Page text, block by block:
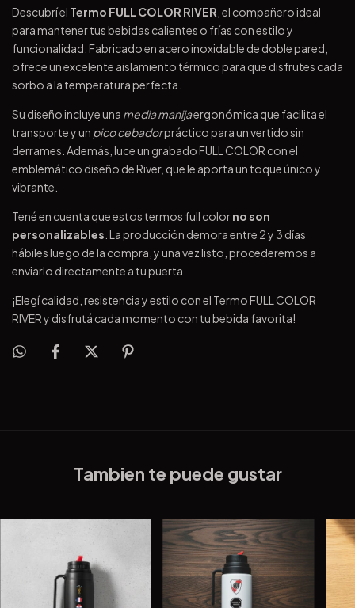
Descubrí el Termo FULL COLOR RIVER , el compañero ideal
para mantener tus bebidas calientes o frías con estilo y
funcionalidad. Fabricado en acero inoxidable de doble pared,
ofrece un excelente aislamiento térmico para que disfrutes cada
sorbo a la temperatura perfecta.
Su diseño incluye una media manijaergonómica que facilita el
transporte y un pico cebadorpráctico para un vertido sin
derrames. Además, luce un grabado FULL COLOR con el
emblemático diseño de River, que le aporta un toque único y
vibrante.
Tené en cuenta que estos termos full colorno son
personalizables . La producción demora entre 2 y 3 días
hábiles luego de la compra, y una vez listo, procederemos a
enviarlo directamente a tu puerta.
¡Elegí calidad, resistencia y estilo con el Termo FULL COLOR
RIVER y disfrutá cada momento con tu bebida favorita!
Tambien te puede gustar